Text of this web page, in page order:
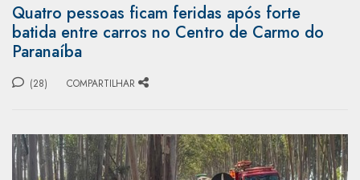
Quatro pessoas ficam feridas após forte
batida entre carros no Centro de Carmo do
Paranaíba
(28) COMPARTILHAR